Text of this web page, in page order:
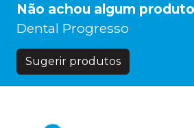
Não achou algum
Dental Progresso
Sugerir produtos